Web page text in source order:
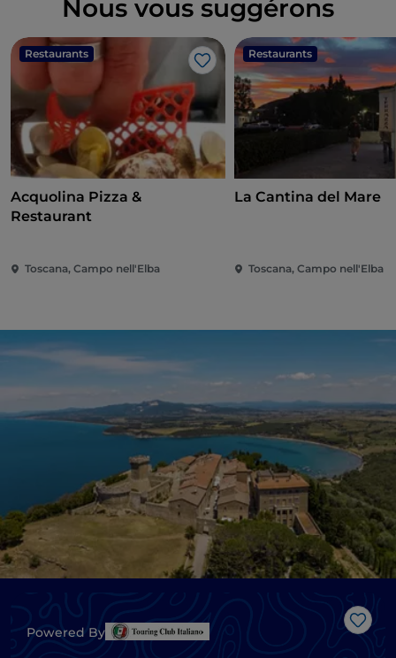
Nous vous suggérons
Restaurants
J’aime
Acquolina Pizza &
Restaurant
Toscana, Campo nell'Elba
Restaurants
La Cantina del Mare
Toscana, Campo nell'Elba
Powered By